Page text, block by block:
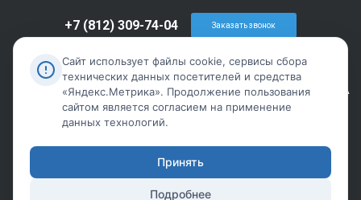
info@metiz-piter.ru
+7 (812) 309-74-04
г. Санкт-Петербург, пр. Обуховской Обороны дом 86 лит А
Заказать звонок
Сайт использует файлы cookie, сервисы сбора
технических данных посетителей и средства
«Яндекс.Метрика». Продолжение пользования
сайтом является согласием на применение
данных технологий.
Принять
Подробнее